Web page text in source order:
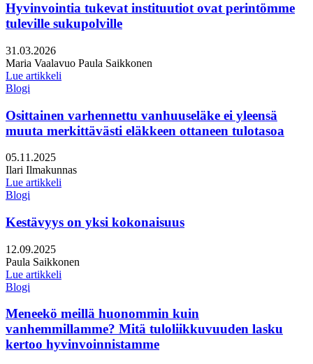
Hyvinvointia tukevat instituutiot ovat perintömme
tuleville sukupolville
Julkaistu:
31.03.2026
Kirjoittajat:
Maria Vaalavuo Paula Saikkonen
Lue artikkeli
Blogi
Osittainen varhennettu vanhuuseläke ei yleensä
muuta merkittävästi eläkkeen ottaneen tulotasoa
Julkaistu:
05.11.2025
Kirjoittajat:
Ilari Ilmakunnas
Lue artikkeli
Blogi
Kestävyys on yksi kokonaisuus
Julkaistu:
12.09.2025
Kirjoittajat:
Paula Saikkonen
Lue artikkeli
Blogi
Meneekö meillä huonommin kuin
vanhemmillamme? Mitä tuloliikkuvuuden lasku
kertoo hyvinvoinnistamme